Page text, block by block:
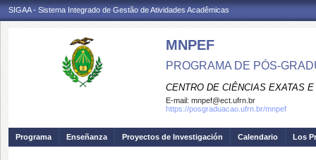
SIGAA - Sistema Integrado de Gestão de Atividades Acadêmicas
MNPEF
PROGRAMA DE PÓS-
CENTRO DE CIÊNCIAS EXATAS
E-mail: mnpef@ect.ufrn.br
https://posgraduacao.ufrn.br/mnpef
Programa Enseñanza Proyectos de Investigación Calendario Los